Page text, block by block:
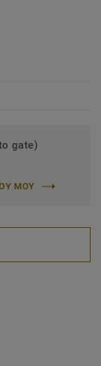
gate)
ΜΟΥ